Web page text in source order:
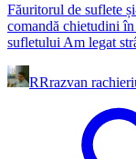
Făuritorul de suflete
comandă chietudini în
sufletului Am legat
RRrazvan